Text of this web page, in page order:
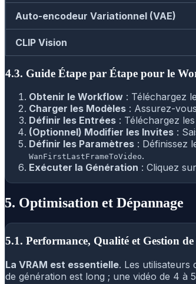
Auto-encodeur Variationnel (VAE)
CLIP Vision
4.3. Guide Étape par Étape pour le
Obtenir le Workflow : Téléchargez
Charger les Modèles : Assurez-
Définir les Entrées : Téléchargez
(Optionnel) Modifier les Invites :
Définir les Paramètres : Définissez
WanFirstLastFrameToVideo.
Exécuter la Génération : Cliquez sur
5. Optimisation et Dépannage
5.1. Performance, Qualité et Gestion
La VRAM est essentielle. Les utilisateurs
de génération est long ; une vidéo de 4 à